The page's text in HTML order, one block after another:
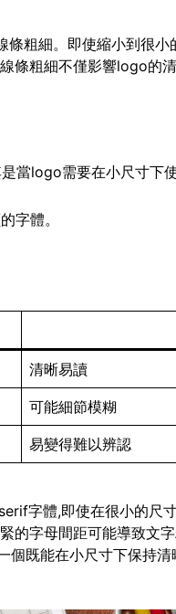
粗細。即使縮小到很
條粗細不僅影響logo的
當logo需要在小尺寸下
字體。
清晰易讀
可能細節模糊
易變得難以辨認
字體,即使在很小的尺
的字母間距可能導致文
個既能在小尺寸下保持